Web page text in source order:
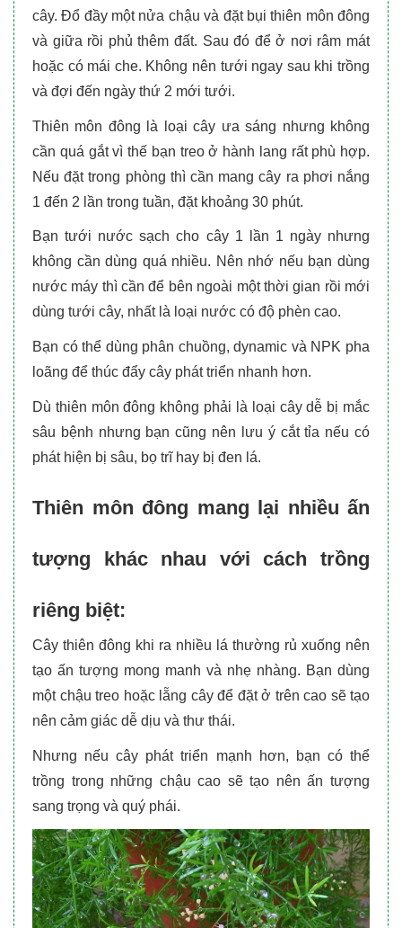
cây. Đổ đầy một nửa chậu và đặt bụi thiên môn đông
và giữa rồi phủ thêm đất. Sau đó để ở nơi râm mát
hoặc có mái che. Không nên tưới ngay sau khi trồng
và đợi đến ngày thứ 2 mới tưới.
Thiên môn đông là loại cây ưa sáng nhưng không
cần quá gắt vì thế bạn treo ở hành lang rất phù hợp.
Nếu đặt trong phòng thì cần mang cây ra phơi nắng
1 đến 2 lần trong tuần, đặt khoảng 30 phút.
Bạn tưới nước sạch cho cây 1 lần 1 ngày nhưng
không cần dùng quá nhiều. Nên nhớ nếu bạn dùng
nước máy thì cần để bên ngoài một thời gian rồi mới
dùng tưới cây, nhất là loại nước có độ phèn cao.
Bạn có thể dùng phân chuồng, dynamic và NPK pha
loãng để thúc đẩy cây phát triển nhanh hơn.
Dù thiên môn đông không phải là loại cây dễ bị mắc
sâu bệnh nhưng bạn cũng nên lưu ý cắt tỉa nếu có
phát hiện bị sâu, bọ trĩ hay bị đen lá.
Thiên môn đông mang lại nhiều ấn
tượng khác nhau với cách trồng
riêng biệt:
Cây thiên đông khi ra nhiều lá thường rủ xuống nên
tạo ấn tượng mong manh và nhẹ nhàng. Bạn dùng
một chậu treo hoặc lẵng cây để đặt ở trên cao sẽ tạo
nên cảm giác dễ dịu và thư thái.
Nhưng nếu cây phát triển mạnh hơn, bạn có thể
trồng trong những chậu cao sẽ tạo nên ấn tượng
sang trọng và quý phái.